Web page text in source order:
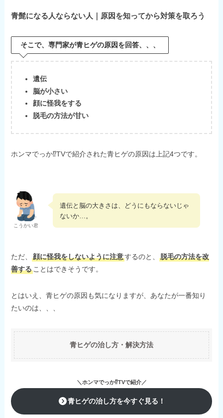
青髭になる人ならない人｜原因を知ってから対策を取ろう
そこで、専門家が青ヒゲの原因を回答、、、
遺伝
脳が小さい
顔に怪我をする
脱毛の方法が甘い
ホンマでっか⁉TVで紹介された青ヒゲの原因は上記4つです。
こうかい君
遺伝と脳の大きさは、どうにもならないじゃ
ないか…。
ただ、顔に怪我をしないように注意するのと、脱毛の方法を改
善する ことはできそうです。
とはいえ、青ヒゲの原因も気になりますが、あなたが一番知り
たいのは、、、
青ヒゲの治し方・解決方法
＼ ホンマでっか⁉TVで紹介／
青ヒゲの治し方を今すぐ見る！